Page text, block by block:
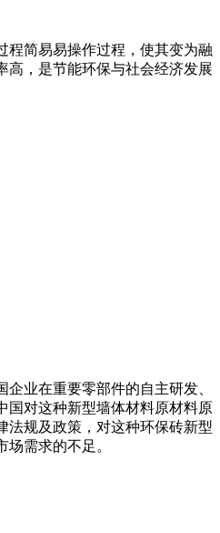
程简易易操作过程，使其变为融
高，是节能环保与社会经济发展
业在重要零部件的自主研发、
国对这种新型墙体材料原材料原
法规及政策，对这种环保砖新型
需求的不足。